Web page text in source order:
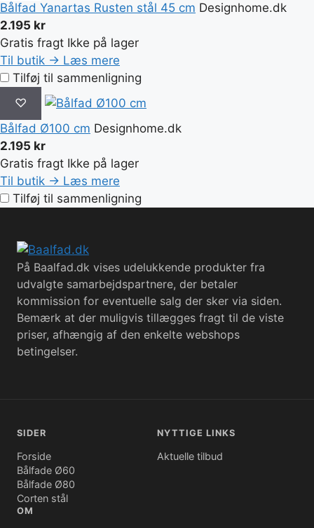
Bålfad Yanartas Rusten stål 45 cm Designhome.dk
2.195 kr
Gratis fragt Ikke på lager
Til butik → Læs mere
Tilføj til sammenligning
♡
Bålfad Ø100 cm Designhome.dk
2.195 kr
Gratis fragt Ikke på lager
Til butik → Læs mere
Tilføj til sammenligning
På Baalfad.dk vises udelukkende produkter fra
udvalgte samarbejdspartnere, der betaler
kommission for eventuelle salg der sker via siden.
Bemærk at der muligvis tillægges fragt til de viste
priser, afhængig af den enkelte webshops
betingelser.
SIDER
Forside
Bålfade Ø60
Bålfade Ø80
Corten stål
NYTTIGE LINKS
Aktuelle tilbud
OM